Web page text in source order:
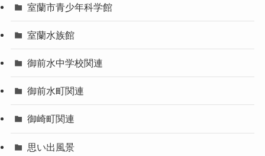
室蘭市青少年科学館
室蘭水族館
御前水中学校関連
御前水町関連
御崎町関連
思い出風景